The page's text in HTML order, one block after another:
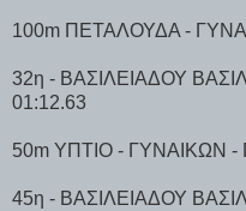
100m ΠΕΤΑΛΟΥΔΑ -
32η - ΒΑΣΙΛΕΙΑΔΟΥ
01:12.63
50m ΥΠΤΙΟ - ΓΥΝΑΙΚΩΝ -
45η - ΒΑΣΙΛΕΙΑΔΟΥ